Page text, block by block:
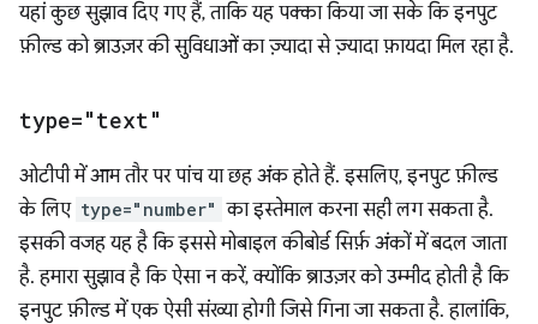
यहां कुछ सुझाव दिए गए हैं, ताकि यह पक्का किया जा सके कि इनपुट
फ़ील्ड को ब्राउज़र की सुविधाओं का ज़्यादा से ज़्यादा फ़ायदा मिल रहा है.
type="text"
ओटीपी में आम तौर पर पांच या छह अंक होते हैं. इसलिए, इनपुट फ़ील्ड
के लिए type="number" का इस्तेमाल करना सही लग सकता है.
इसकी वजह यह है कि इससे मोबाइल कीबोर्ड सिर्फ़ अंकों में बदल जाता
है. हमारा सुझाव है कि ऐसा न करें, क्योंकि ब्राउज़र को उम्मीद होती है कि
इनपुट फ़ील्ड में एक ऐसी संख्या होगी जिसे गिना जा सकता है. हालांकि,